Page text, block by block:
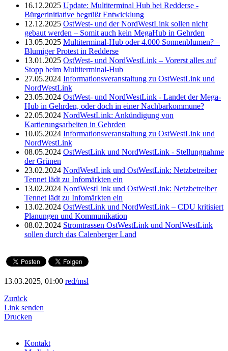
16.12.2025 Update: Multiterminal Hub bei Redderse -
Bürgerinitiative begrüßt Entwicklung
12.12.2025 OstWest- und der NordWestLink sollen nicht
gebaut werden – Somit auch kein MegaHub in Gehrden
13.05.2025 Multiterminal-Hub oder 4.000 Sonnenblumen? –
Blumiger Protest in Redderse
13.01.2025 OstWest- und NordWestLink – Vorerst alles auf
Stopp beim Multiterminal-Hub
27.05.2024 Informationsveranstaltung zu OstWestLink und
NordWestLink
23.05.2024 OstWest- und NordWestLink - Landet der Mega-
Hub in Gehrden, oder doch in einer Nachbarkommune?
22.05.2024 NordWestLink: Ankündigung von
Kartierungsarbeiten in Gehrden
10.05.2024 Informationsveranstaltung zu OstWestLink und
NordWestLink
08.05.2024 OstWestLink und NordWestLink - Stellungnahme
der Grünen
23.02.2024 NordWestLink und OstWestLink: Netzbetreiber
Tennet lädt zu Infomärkten ein
13.02.2024 NordWestLink und OstWestLink: Netzbetreiber
Tennet lädt zu Infomärkten ein
13.02.2024 OstWestLink und NordWestLink – CDU kritisiert
Planungen und Kommunikation
08.02.2024 Stromtrassen OstWestLink und NordWestLink
sollen durch das Calenberger Land
13.03.2025, 01:00 red/msl
Zurück
Link senden
Drucken
Kontakt